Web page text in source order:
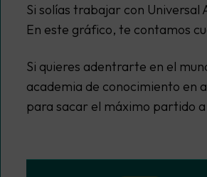
Si solías trabajar con
En este gráfico, te contamos
Si quieres adentrarte en el
academia de conocimiento en
para sacar el máximo partido